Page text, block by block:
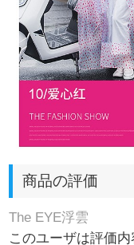
商品の評価
The EYE浮雲
このユーザは評価内